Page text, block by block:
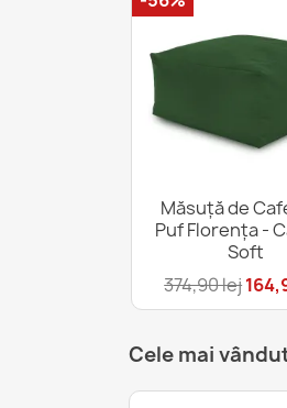
Măsuță de
Puf Florența -
Soft
374,90 lej
Cele mai